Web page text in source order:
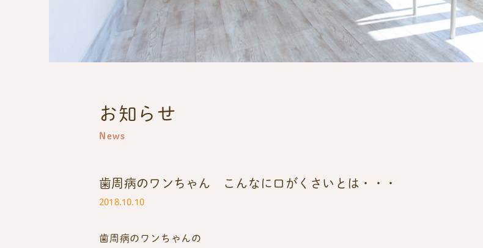
お知らせ
News
歯周病のワンちゃん こんなに口がくさいとは・・・
2018.10.10
歯周病のワンちゃんの